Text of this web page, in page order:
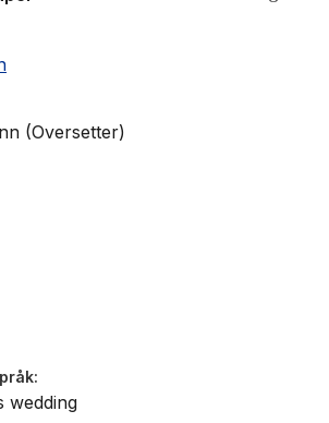
(Oversetter)
wedding